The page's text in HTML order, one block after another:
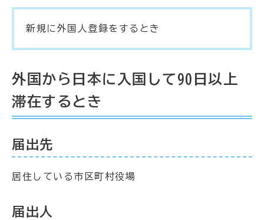
新規に外国人登録をするとき
外国から日本に入国して90日以上
滞在するとき
届出先
居住している市区町村役場
届出人